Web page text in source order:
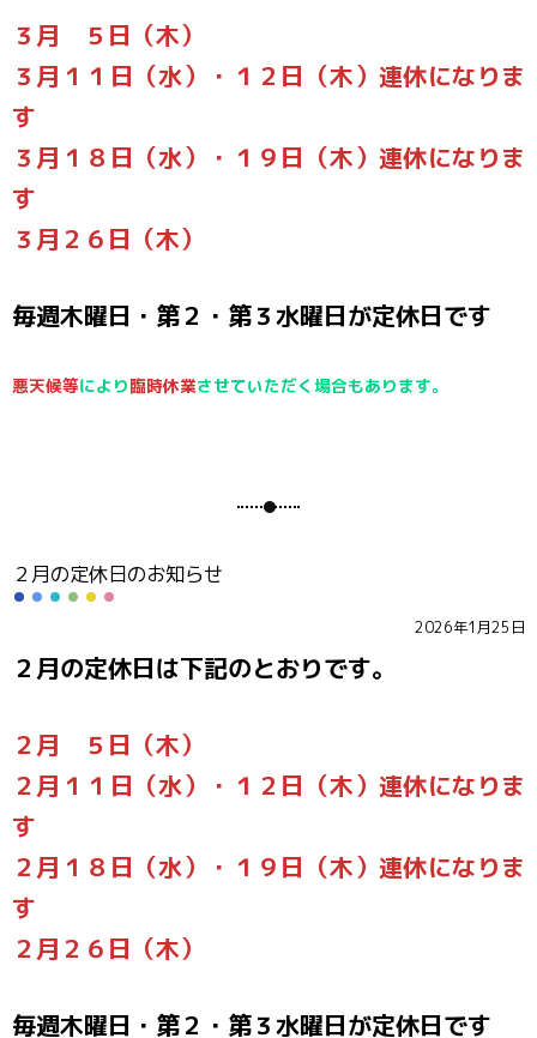
３月 ５日（木）
３月１１日（水）・１２日（木）連休になりま
す
３月１８日（水）・１９日（木）連休になりま
す
３月２６日（木）
毎週木曜日・第２・第３水曜日が定休日です
悪天候等により臨時休業させていただく場合もあります。
２月の定休日のお知らせ
2026年1月25日
２月の定休日は下記のとおりです。
２月 ５日（木）
２月１１日（水）・１２日（木）連休になりま
す
２月１８日（水）・１９日（木）連休になりま
す
２月２６日（木）
毎週木曜日・第２・第３水曜日が定休日です